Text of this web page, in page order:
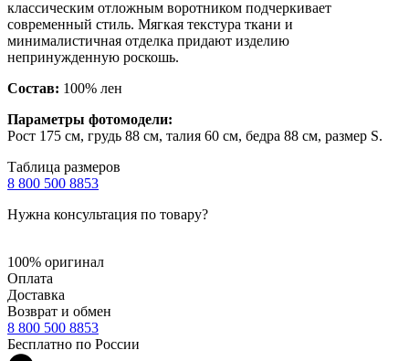
классическим отложным воротником подчеркивает
современный стиль. Мягкая текстура ткани и
минималистичная отделка придают изделию
непринужденную роскошь.
Состав: 100% лен
Параметры фотомодели:
Рост 175 см, грудь 88 см, талия 60 см, бедра 88 см, размер S.
Таблица размеров
8 800 500 8853
Нужна консультация по товару?
100% оригинал
Оплата
Доставка
Возврат и обмен
8 800 500 8853
Бесплатно по России